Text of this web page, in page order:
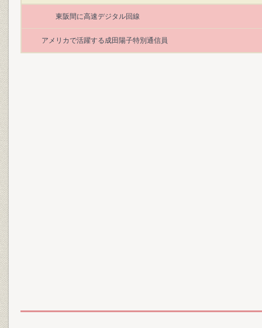
東阪間に高速デジタル回線
アメリカで活躍する成田陽子特別通信員